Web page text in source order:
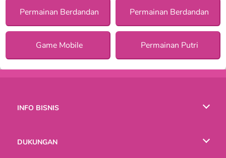
Permainan Berdandan Permainan Berdandan
Game Mobile Permainan Putri
INFO BISNIS
DUKUNGAN